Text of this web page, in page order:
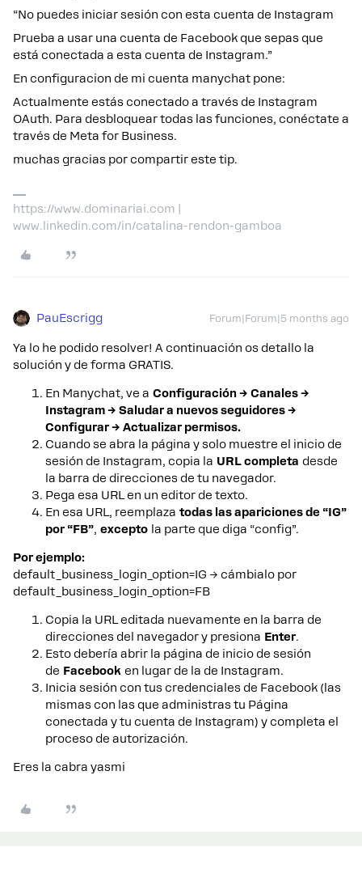
“No puedes iniciar sesión con esta cuenta de Instagram
Prueba a usar una cuenta de Facebook que sepas que
está conectada a esta cuenta de Instagram.”
En configuracion de mi cuenta manychat pone:
Actualmente estás conectado a través de Instagram
OAuth. Para desbloquear todas las funciones, conéctate a
través de Meta for Business.
muchas gracias por compartir este tip.
https://www.dominariai.com |
www.linkedin.com/in/catalina-rendon-gamboa
PauEscrigg Forum|Forum|5 months ago
Ya lo he podido resolver! A continuación os detallo la
solución y de forma GRATIS.
En Manychat, ve a Configuración → Canales →
Instagram → Saludar a nuevos seguidores →
Configurar → Actualizar permisos.
Cuando se abra la página y solo muestre el inicio de
sesión de Instagram, copia la URL completa desde
la barra de direcciones de tu navegador.
Pega esa URL en un editor de texto.
En esa URL, reemplaza todas las apariciones de “IG”
por “FB”, excepto la parte que diga “config”.
Por ejemplo:
default_business_login_option=IG → cámbialo por
default_business_login_option=FB
Copia la URL editada nuevamente en la barra de
direcciones del navegador y presiona Enter.
Esto debería abrir la página de inicio de sesión
de Facebook en lugar de la de Instagram.
Inicia sesión con tus credenciales de Facebook (las
mismas con las que administras tu Página
conectada y tu cuenta de Instagram) y completa el
proceso de autorización.
Eres la cabra yasmi